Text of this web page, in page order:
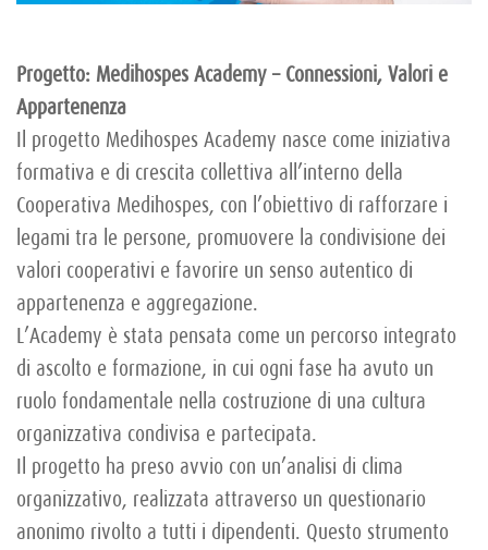
Progetto: Medihospes Academy – Connessioni, Valori e
Appartenenza
Il progetto Medihospes Academy nasce come iniziativa
formativa e di crescita collettiva all’interno della
Cooperativa Medihospes, con l’obiettivo di rafforzare i
legami tra le persone, promuovere la condivisione dei
valori cooperativi e favorire un senso autentico di
appartenenza e aggregazione.
L’Academy è stata pensata come un percorso integrato
di ascolto e formazione, in cui ogni fase ha avuto un
ruolo fondamentale nella costruzione di una cultura
organizzativa condivisa e partecipata.
Il progetto ha preso avvio con un’analisi di clima
organizzativo, realizzata attraverso un questionario
anonimo rivolto a tutti i dipendenti. Questo strumento